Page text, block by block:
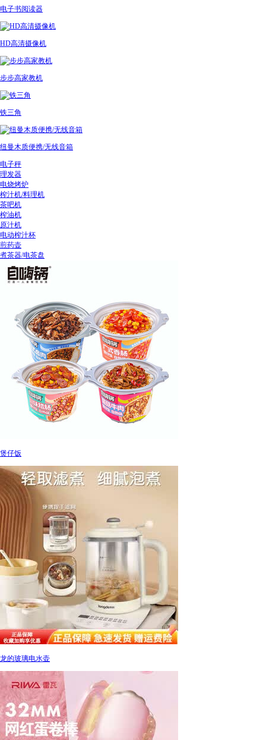
电子书阅读器
HD高清摄像机
步步高家教机
铁三角
纽曼木质便携/无线音箱
电子秤
理发器
电烧烤炉
榨汁机/料理机
茶吧机
榨油机
原汁机
电动榨汁杯
煎药壶
煮茶器/电茶盘
煲仔饭
龙的玻璃电水壶